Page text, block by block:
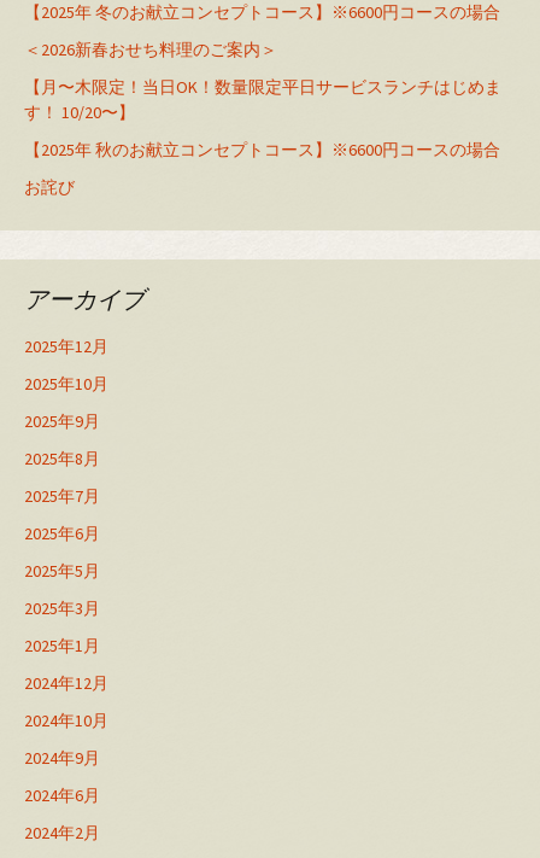
【2025年 冬のお献立コンセプトコース】※6600円コースの場合
＜2026新春おせち料理のご案内＞
【月〜木限定！当日OK！数量限定平日サービスランチはじめま
す！ 10/20〜】
【2025年 秋のお献立コンセプトコース】※6600円コースの場合
お詫び
アーカイブ
2025年12月
2025年10月
2025年9月
2025年8月
2025年7月
2025年6月
2025年5月
2025年3月
2025年1月
2024年12月
2024年10月
2024年9月
2024年6月
2024年2月